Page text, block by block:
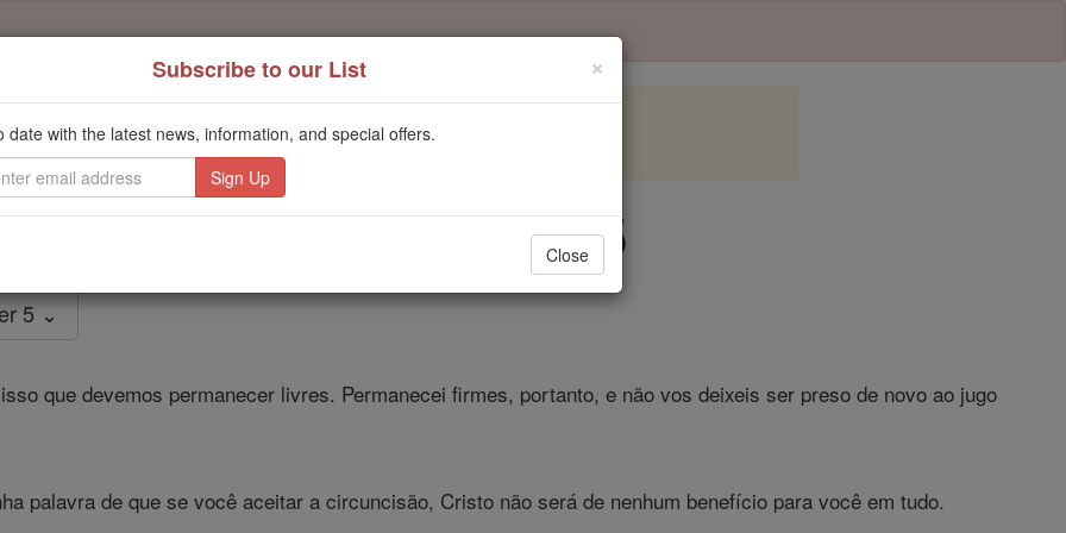
of the Rosary
Gálatas - Capítulo 5
5 ⌄
que devemos permanecer livres. Permanecei firmes, portanto, e não vos deixeis ser preso de novo ao jugo
palavra de que se você aceitar a circuncisão, Cristo não será de nenhum benefício para você em tudo.
×
Subscribe to our List
date with the latest news, information, and special offers.
Close